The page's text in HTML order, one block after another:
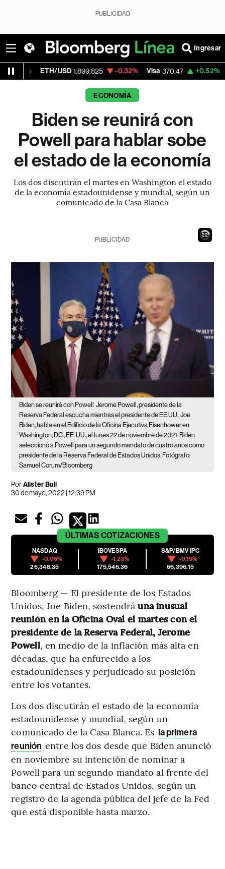
PUBLICIDAD
Ingresar
ETH/USD 1,899.825 -0.32% Visa 370.47 +0.52%
ECONOMÍA
Biden se reunirá con
Powell para hablar sobe
el estado de la economía
Los dos discutirán el martes en Washington el estado
de la economía estadounidense y mundial, según un
comunicado de la Casa Blanca
21
PUBLICIDAD
Biden se reunirá con Powell
Jerome Powell, presidente de la
Reserva Federal escucha mientras el presidente de EE.UU., Joe
Biden, habla en el Edificio de la Oficina Ejecutiva Eisenhower en
Washington, D.C., EE. UU., el lunes 22 de noviembre de 2021. Biden
seleccionó a Powell para un segundo mandato de cuatro años como
presidente de la Reserva Federal de Estados Unidos. Fotógrafo:
Samuel Corum/Bloomberg
PorAlister Bull
30 de mayo, 2022 | 12:39 PM
ÚLTIMAS COTIZACIONES
NASDAQ
-0.06%
26,348.35
IBOVESPA
-1.23%
175,546.36
S&P/BMV IPC
-0.19%
66,396.15
Bloomberg — El presidente de los Estados
Unidos, Joe Biden, sostendráuna inusual
reunión en la Oficina Oval el martes con el
presidente de la Reserva Federal, Jerome
Powell, en medio de la inflación más alta en
décadas, que ha enfurecido a los
estadounidenses y perjudicado su posición
entre los votantes.
Los dos discutirán el estado de la economía
estadounidense y mundial, según un
comunicado de la Casa Blanca. Es la primera
reunión entre los dos desde que Biden anunció
en noviembre su intención de nominar a
Powell para un segundo mandato al frente del
banco central de Estados Unidos, según un
registro de la agenda pública del jefe de la Fed
que está disponible hasta marzo.